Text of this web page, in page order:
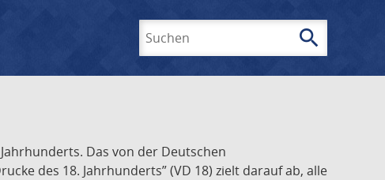
search
Das von der Deutschen
des 18. Jahrhunderts” (VD 18) zielt darauf ab, alle